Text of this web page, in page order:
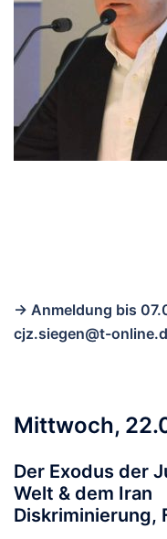
→ Anmeldung bis
cjz.siegen@t-
Mittwoch,
Der Exodus der
Welt & dem Iran
Diskriminierung,